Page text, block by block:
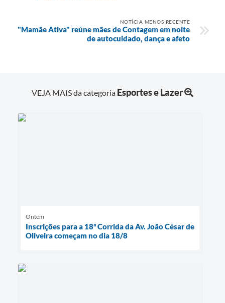
NOTÍCIA MENOS RECENTE
"Mamãe Ativa" reúne mães de Contagem em noite
de autocuidado, dança e afeto
VEJA MAIS da categoria Esportes e Lazer
Ontem
Inscrições para a 18ª Corrida da Av. João César de
Oliveira começam no dia 18/8